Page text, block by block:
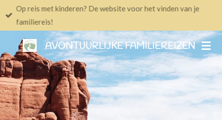
Ga
direct
de
hoofdinhoud
AVONTUURLIJKE FAMILIEREIZEN
Op reis met kinderen? De website voor het vinden van je
familiereis!